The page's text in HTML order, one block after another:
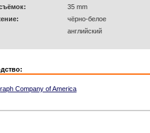
35 mm
чёрно-белое
английский
Company of America